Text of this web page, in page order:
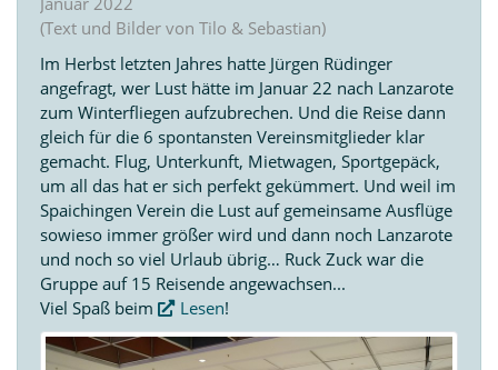
(Text und Bilder von Tilo & Sebastian)
Im Herbst letzten Jahres hatte Jürgen Rüdinger
angefragt, wer Lust hätte im Januar 22 nach Lanzarote
zum Winterfliegen aufzubrechen. Und die Reise dann
gleich für die 6 spontansten Vereinsmitglieder klar
gemacht. Flug, Unterkunft, Mietwagen, Sportgepäck,
um all das hat er sich perfekt gekümmert. Und weil im
Spaichingen Verein die Lust auf gemeinsame Ausflüge
sowieso immer größer wird und dann noch Lanzarote
und noch so viel Urlaub übrig… Ruck Zuck war die
Gruppe auf 15 Reisende angewachsen...
Viel Spaß beim
Lesen!